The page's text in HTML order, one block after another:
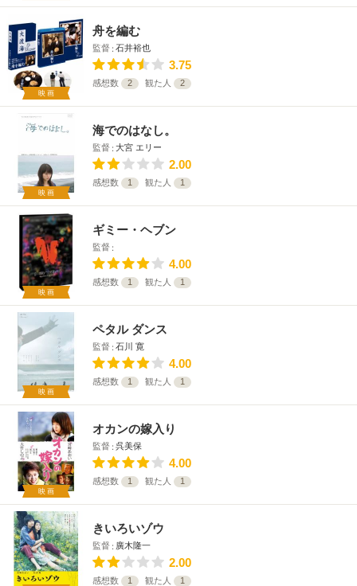
映画
舟を編む
監督 石井裕也
3.75
感想数 2 観た人 2
映画
海でのはなし。
監督 大宮 エリー
2.00
感想数 1 観た人 1
映画
ギミー・ヘブン
監督
4.00
感想数 1 観た人 1
映画
ペタル ダンス
監督 石川 寛
4.00
感想数 1 観た人 1
映画
オカンの嫁入り
監督 呉美保
4.00
感想数 1 観た人 1
きいろいゾウ
監督 廣木隆一
2.00
感想数 1 観た人 1